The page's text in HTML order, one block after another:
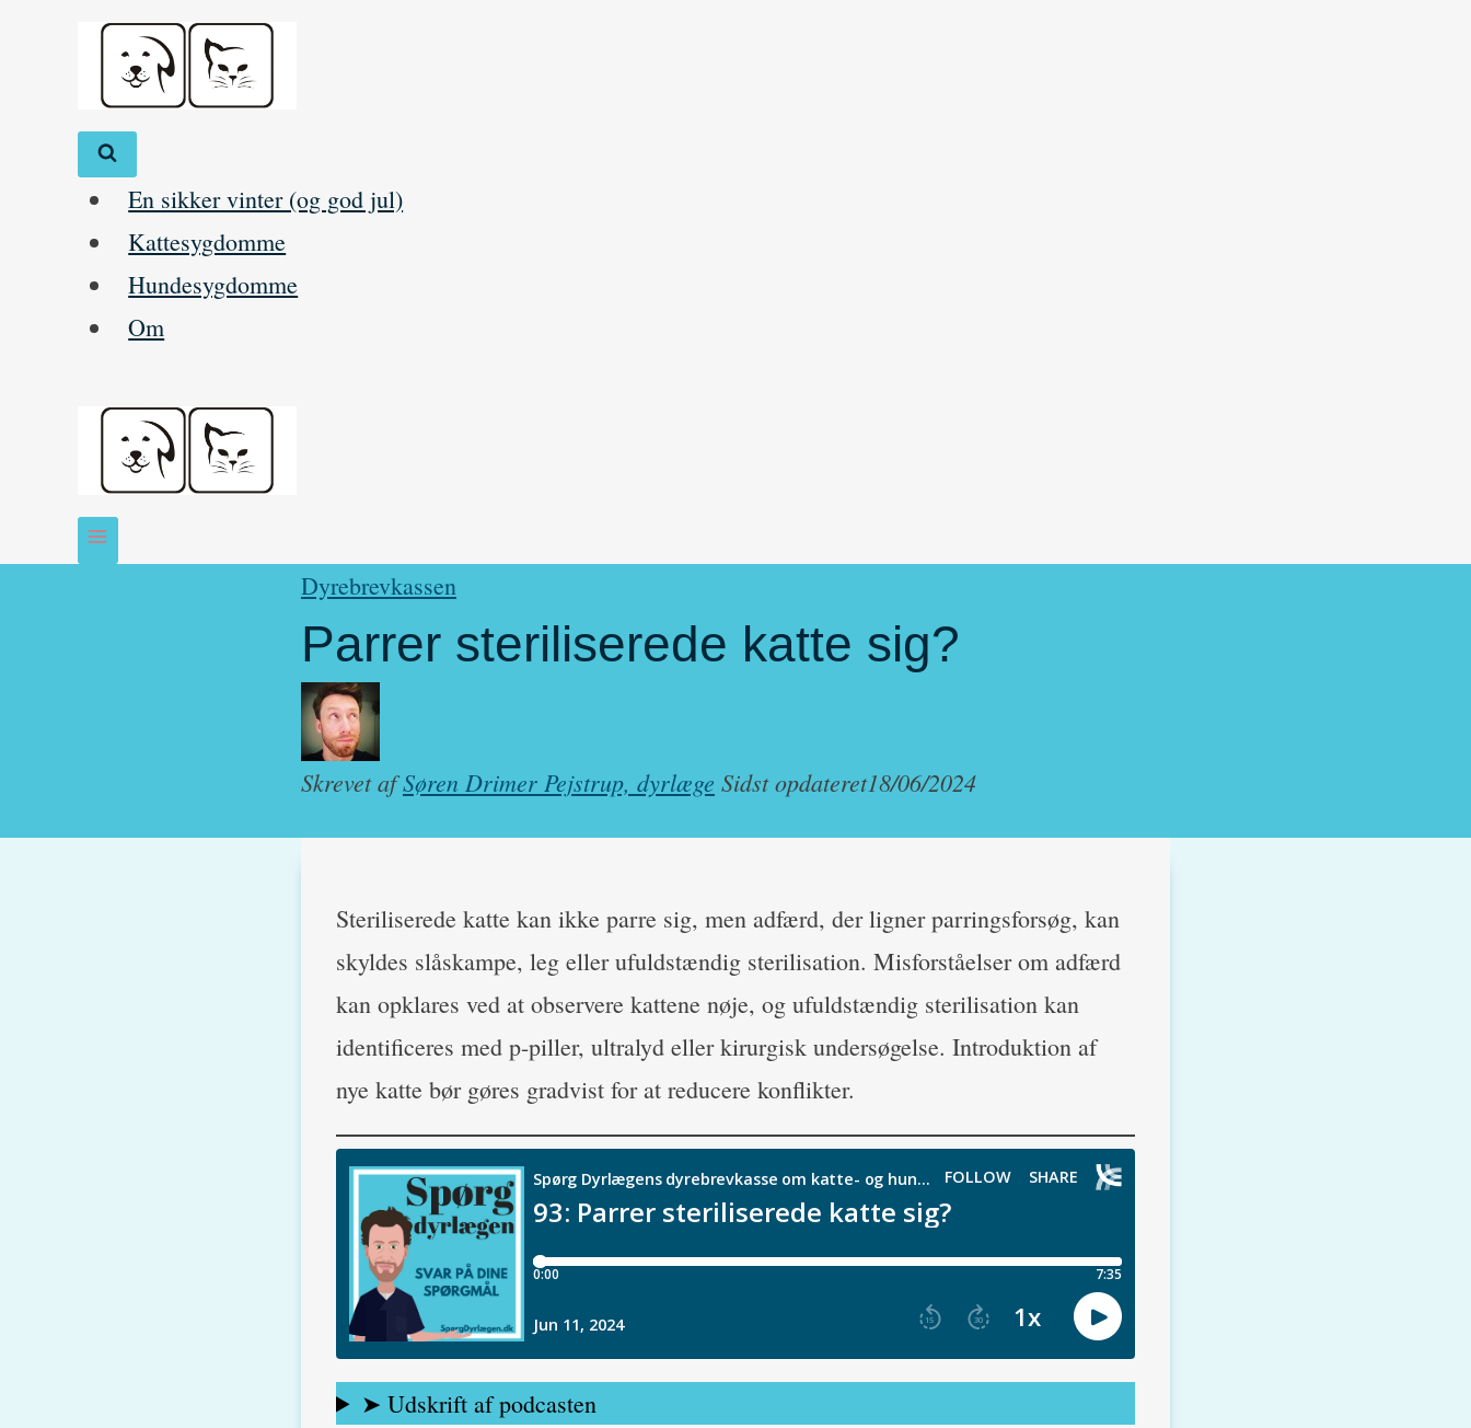
En sikker vinter (og god jul)
Kattesygdomme
Hundesygdomme
Om
Dyrebrevkassen
Parrer steriliserede katte sig?
Skrevet afSøren Drimer Pejstrup, dyrlæge Sidst opdateret18/06/2024
Steriliserede katte kan ikke parre sig, men adfærd, der ligner parringsforsøg, kan
skyldes slåskampe, leg eller ufuldstændig sterilisation. Misforståelser om adfærd
kan opklares ved at observere kattene nøje, og ufuldstændig sterilisation kan
identificeres med p-piller, ultralyd eller kirurgisk undersøgelse. Introduktion af
nye katte bør gøres gradvist for at reducere konflikter.
➤ Udskrift af podcasten